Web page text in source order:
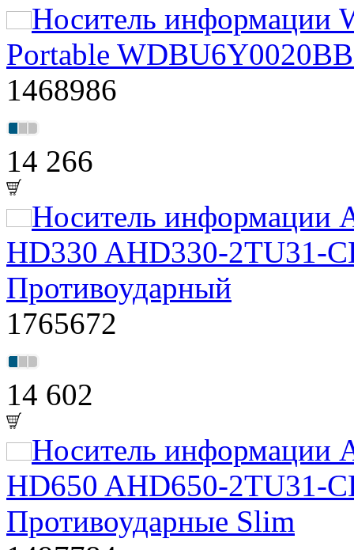
Носитель информации
Portable
1468986
14 266
Носитель информации
HD330 AHD330-2TU31-
Противоударный
1765672
14 602
Носитель информации
HD650 AHD650-2TU31-
Противоударные Slim